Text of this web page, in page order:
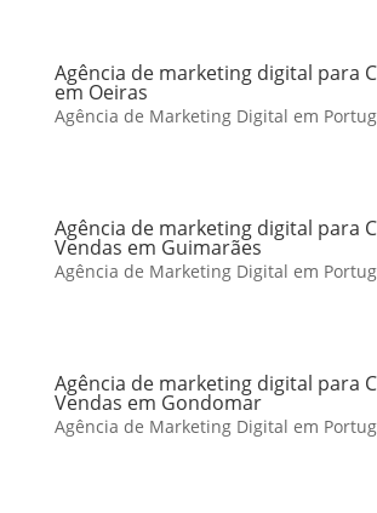
Agência de marketing digital para
em Oeiras
Agência de Marketing Digital em
Agência de marketing digital para
Vendas em Guimarães
Agência de Marketing Digital em
Agência de marketing digital para
Vendas em Gondomar
Agência de Marketing Digital em